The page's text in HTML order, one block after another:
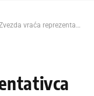
vraća reprezentativca Srbije!